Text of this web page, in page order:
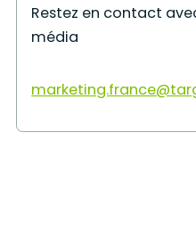
Restez en contact
média